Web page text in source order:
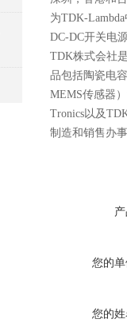
为TDK-
DC-DC开关电
TDK株式会社
品包括陶瓷电
MEMS传感器
Tronics以及
制造和销售办
产
您的单
您的姓